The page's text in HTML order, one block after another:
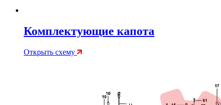
Комплектующие капота
Открыть схему